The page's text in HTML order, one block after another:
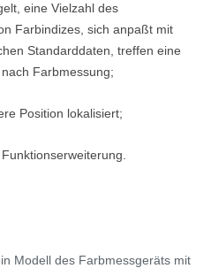
eine Vielzahl des
Farbindizes, sich anpaßt mit
Standarddaten, treffen eine
Farbmessung;
Position lokalisiert;
Modell des Farbmessgeräts mit